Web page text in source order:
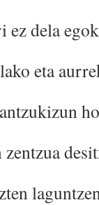
dela
eta